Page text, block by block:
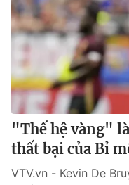
"Thế hệ vàng"
thất bại của Bỉ
VTV.vn - Kevin De